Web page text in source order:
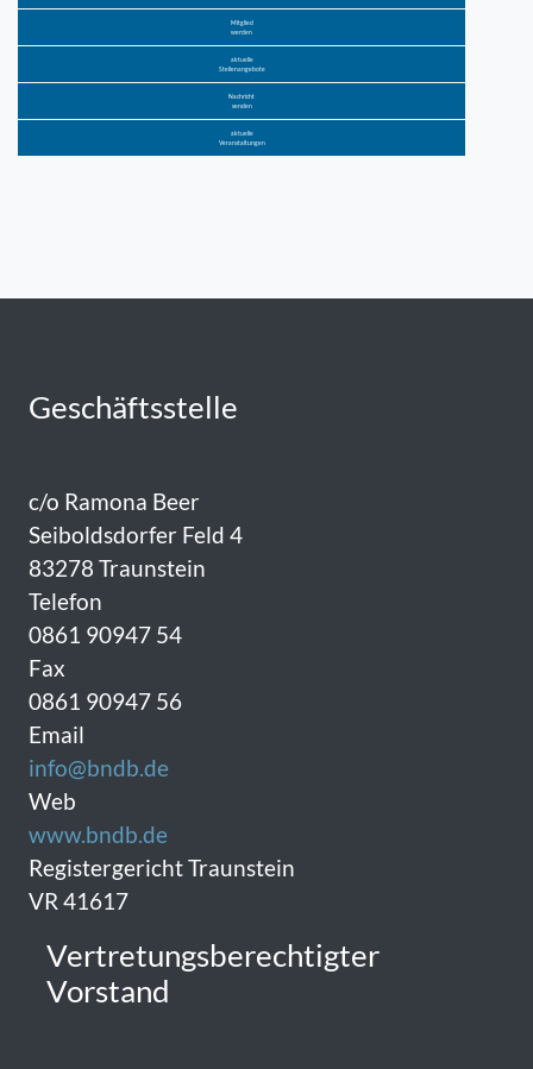
Mitglied
werden
aktuelle
Stellenangebote
Nachricht
senden
aktuelle
Veranstaltungen
Geschäftsstelle
c/o Ramona Beer
Seiboldsdorfer Feld 4
83278 Traunstein
Telefon
0861 90947 54
Fax
0861 90947 56
Email
info@bndb.de
Web
www.bndb.de
Registergericht Traunstein
VR 41617
Vertretungsberechtigter
Vorstand